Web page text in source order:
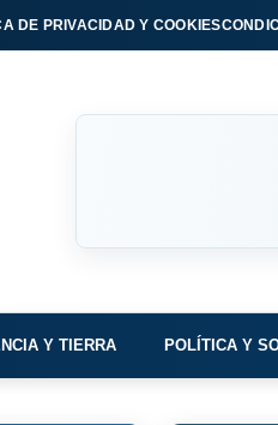
DE PRIVACIDAD Y COOKIES
Y TIERRA POLÍTICA Y